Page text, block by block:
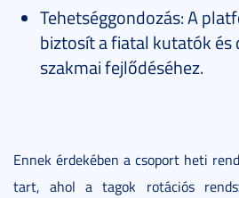
Tehetséggondozás: A
biztosít a fiatal kutatók
szakmai fejlődéséhez.
Ennek érdekében a csoport heti
tart, ahol a tagok rotációs